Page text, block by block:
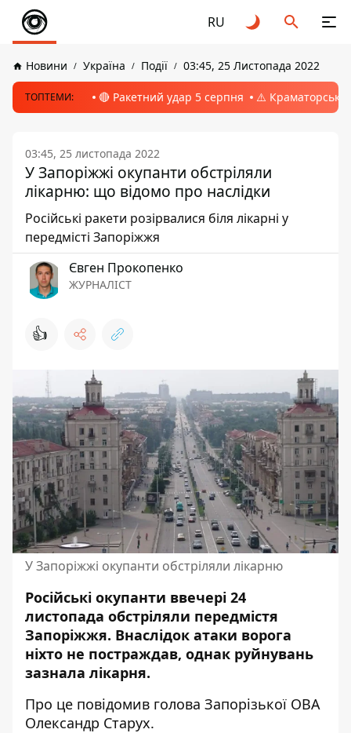
RU
Новини Україна Події 03:45, 25 Листопада 2022
ТОПТЕМИ: 🔴 Ракетний удар 5 серпня ⚠️ Краматорськ,
03:45, 25 листопада 2022
У Запоріжжі окупанти обстріляли
лікарню: що відомо про наслідки
Російські ракети розірвалися біля лікарні у
передмісті Запоріжжя
Євген Прокопенко
ЖУРНАЛІСТ
👍
У Запоріжжі окупанти обстріляли лікарню
Російські окупанти ввечері 24
листопада обстріляли передмістя
Запоріжжя. Внаслідок атаки ворога
ніхто не постраждав, однак руйнувань
зазнала лікарня.
Про це повідомив голова Запорізької ОВА
Олександр Старух.